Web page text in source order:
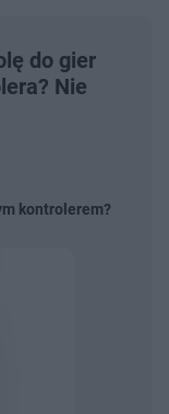
do gier
Nie
kontrolerem?